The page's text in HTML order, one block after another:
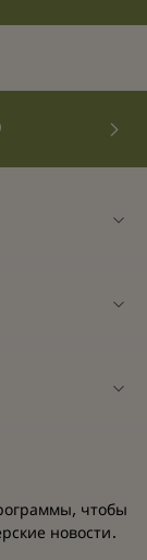
участника
чтобы
новости.